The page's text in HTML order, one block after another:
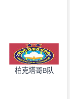
柏克塔哥B队